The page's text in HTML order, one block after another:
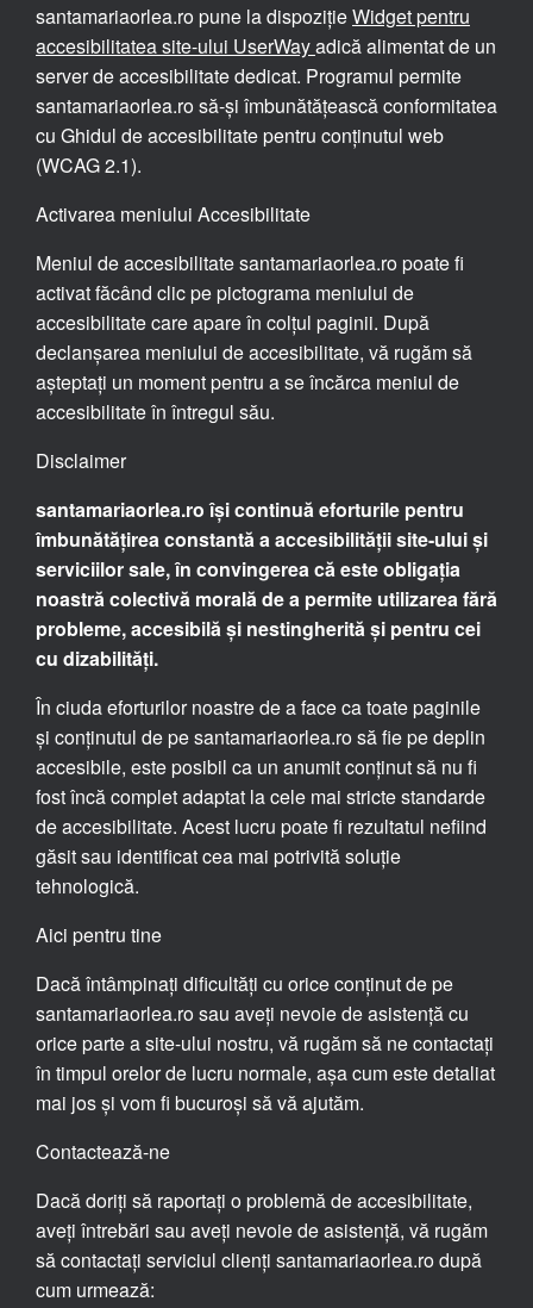
santamariaorlea.ro pune la dispozițieWidget pentru
accesibilitatea site-ului UserWayadică alimentat de un
server de accesibilitate dedicat. Programul permite
santamariaorlea.ro să-și îmbunătățească conformitatea
cu Ghidul de accesibilitate pentru conținutul web
(WCAG 2.1).
Activarea meniului Accesibilitate
Meniul de accesibilitate santamariaorlea.ro poate fi
activat făcând clic pe pictograma meniului de
accesibilitate care apare în colțul paginii. După
declanșarea meniului de accesibilitate, vă rugăm să
așteptați un moment pentru a se încărca meniul de
accesibilitate în întregul său.
Disclaimer
santamariaorlea.ro își continuă eforturile pentru
îmbunătățirea constantă a accesibilității site-ului și
serviciilor sale, în convingerea că este obligația
noastră colectivă morală de a permite utilizarea fără
probleme, accesibilă și nestingherită și pentru cei
cu dizabilități.
În ciuda eforturilor noastre de a face ca toate paginile
și conținutul de pe santamariaorlea.ro să fie pe deplin
accesibile, este posibil ca un anumit conținut să nu fi
fost încă complet adaptat la cele mai stricte standarde
de accesibilitate. Acest lucru poate fi rezultatul nefiind
găsit sau identificat cea mai potrivită soluție
tehnologică.
Aici pentru tine
Dacă întâmpinați dificultăți cu orice conținut de pe
santamariaorlea.ro sau aveți nevoie de asistență cu
orice parte a site-ului nostru, vă rugăm să ne contactați
în timpul orelor de lucru normale, așa cum este detaliat
mai jos și vom fi bucuroși să vă ajutăm.
Contactează-ne
Dacă doriți să raportați o problemă de accesibilitate,
aveți întrebări sau aveți nevoie de asistență, vă rugăm
să contactați serviciul clienți santamariaorlea.ro după
cum urmează: